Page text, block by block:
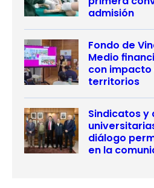
admisión
Fondo de
Medio
con
territorios
Sindicatos
diálogo
en la